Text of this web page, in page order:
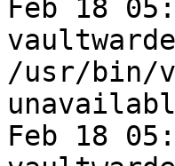
Feb 18
/usr/bin/
Feb 18